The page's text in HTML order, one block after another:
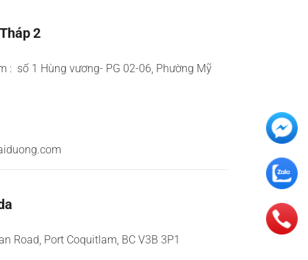
2
: số 1 Hùng vương- PG 02-06, Phường Mỹ
Road, Port Coquitlam, BC V3B 3P1